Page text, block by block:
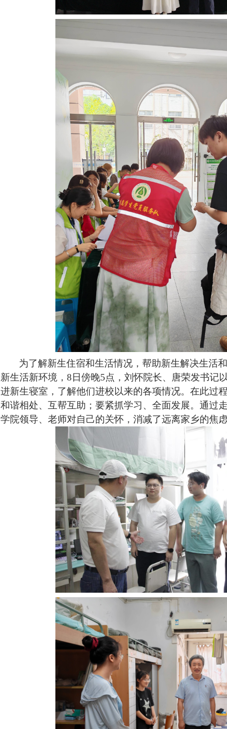
为了解新生住宿和生活情况，帮助新生解决生活
新生活新环境，8日傍晚5点 ，刘怀院长、 唐荣发书记
进新生寝室，了解他们进校以来的各项情况。在此过
和谐相处、互帮互助；要紧抓学习、全面发展。通过
学院领导、老师对自己的关怀，消减了远离家乡的焦